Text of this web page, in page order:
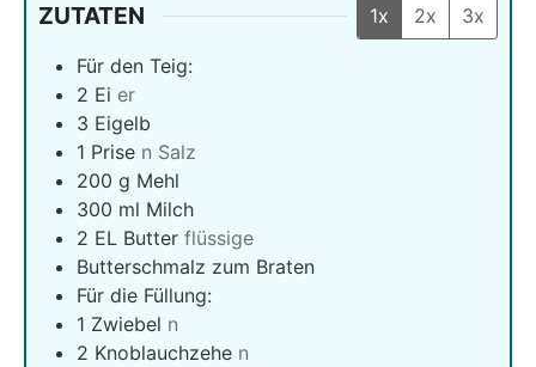
ZUTATEN 1x 2x 3x
Für den Teig:
2 Ei er
3 Eigelb
1 Prise n Salz
200 g Mehl
300 ml Milch
2 EL Butter flüssige
Butterschmalz zum Braten
Für die Füllung:
1 Zwiebel n
2 Knoblauchzehe n